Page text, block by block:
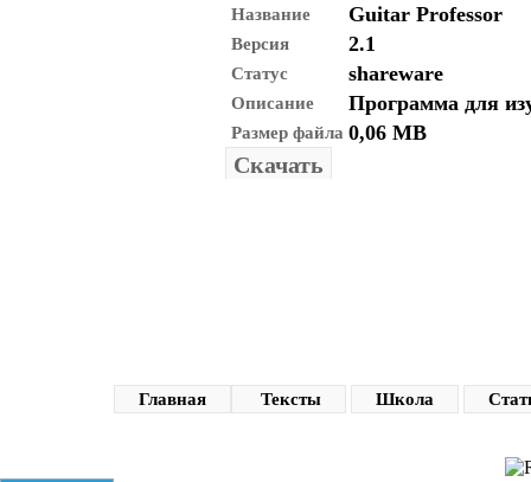
Название Guitar Professor
Версия 2.1
Статус shareware
Описание Программа для
Размер файла 0,06 MB
Скачать
Главная Тексты Школа